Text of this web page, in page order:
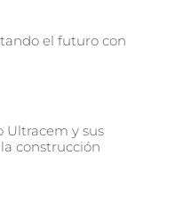
el futuro con
Ultracem y sus
construcción